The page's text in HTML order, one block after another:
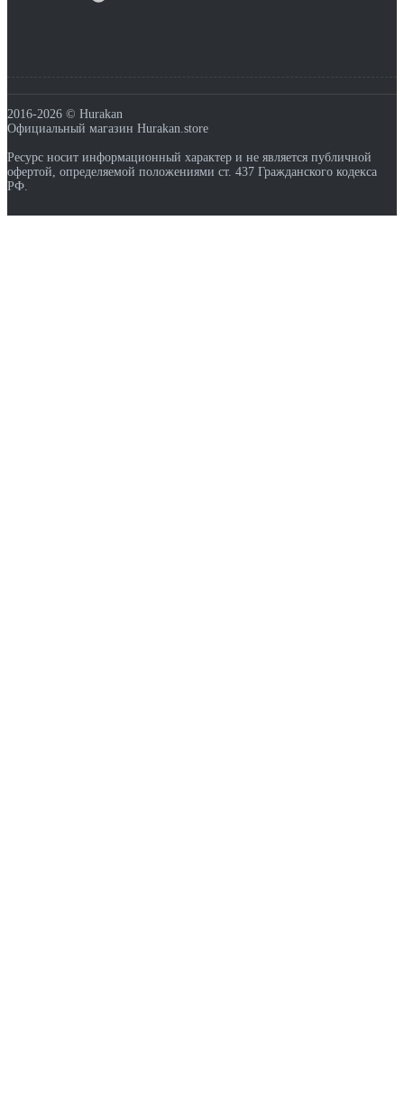
2016-2026 © Hurakan
Официальный магазин Hurakan.store
Ресурс носит информационный характер и не является публичной
офертой, определяемой положениями ст. 437 Гражданского кодекса
РФ.